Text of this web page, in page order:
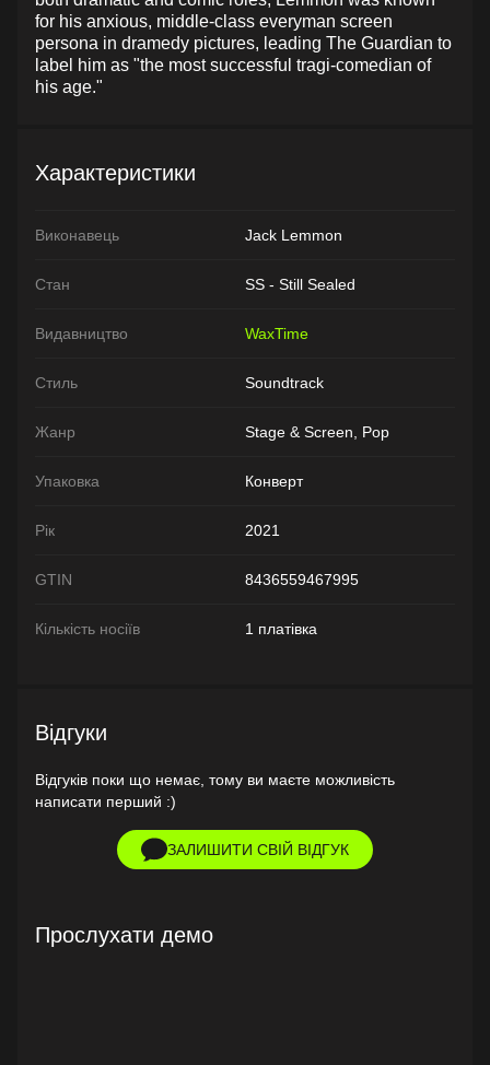
for his anxious, middle-class everyman screen
persona in dramedy pictures, leading The Guardian to
label him as "the most successful tragi-comedian of
his age."
Характеристики
Виконавець Jack Lemmon
Стан SS - Still Sealed
Видавництво WaxTime
Стиль Soundtrack
Жанр Stage & Screen, Pop
Упаковка Конверт
Рік 2021
GTIN 8436559467995
Кількість носіїв 1 платівка
Відгуки
Відгуків поки що немає, тому ви маєте можливість
написати перший :)
ЗАЛИШИТИ СВІЙ ВІДГУК
Прослухати демо